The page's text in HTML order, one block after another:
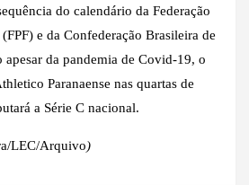
do calendário da Federação
e da Confederação Brasileira de
apesar da pandemia de Covid-19, o
Paranaense nas quartas de
a Série C nacional.
LEC/Arquivo)